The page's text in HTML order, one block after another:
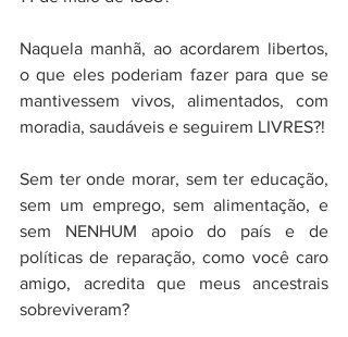
Naquela manhã, ao acordarem libertos,
o que eles poderiam fazer para que se
mantivessem vivos, alimentados, com
moradia, saudáveis e seguirem LIVRES?!
Sem ter onde morar, sem ter educação,
sem um emprego, sem alimentação, e
sem NENHUM apoio do país e de
políticas de reparação, como você caro
amigo, acredita que meus ancestrais
sobreviveram?